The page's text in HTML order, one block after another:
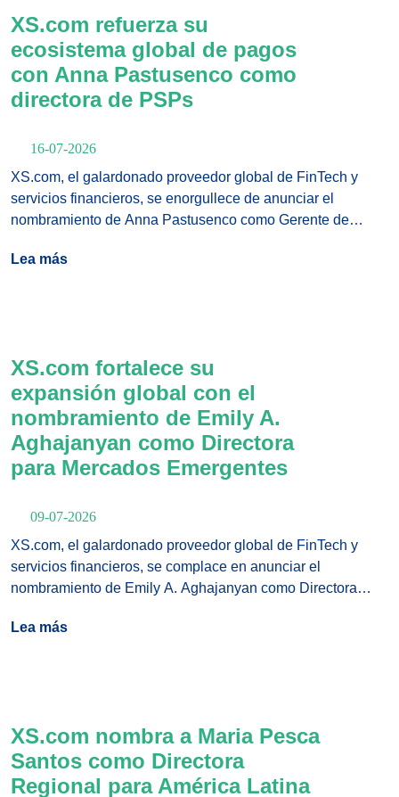
XS.com refuerza su
ecosistema global de pagos
con Anna Pastusenco como
directora de PSPs
16-07-2026
XS.com, el galardonado proveedor global de FinTech y
servicios financieros, se enorgullece de anunciar el
nombramiento de Anna Pastusenco como Gerente de
que refuerza el compromiso del broker global con la
Lea más
XS.com fortalece su
expansión global con el
nombramiento de Emily A.
Aghajanyan como Directora
para Mercados Emergentes
09-07-2026
XS.com, el galardonado proveedor global de FinTech y
servicios financieros, se complace en anunciar el
nombramiento de Emily A. Aghajanyan como Directora
más el equipo de liderazgo del broker global mientras
Lea más
XS.com nombra a Maria Pesca
Santos como Directora
Regional para América Latina